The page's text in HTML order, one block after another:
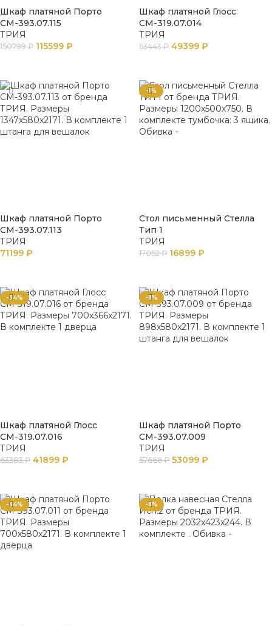
Шкаф платяной Порто
СМ-393.07.115
ТРИЯ
150799₽ 115599 ₽
Шкаф платяной Глосс
СМ-319.07.014
ТРИЯ
53443₽ 49399 ₽
Шкаф платяной Порто
СМ-393.07.113
ТРИЯ
71199 ₽
-1%
Стол письменный Стелла
Тип 1
ТРИЯ
17052₽ 16899 ₽
-34%
Шкаф платяной Глосс
СМ-319.07.016
ТРИЯ
63383₽ 41899 ₽
-8%
Шкаф платяной Порто
СМ-393.07.009
ТРИЯ
57666₽ 53099 ₽
-34% -8%